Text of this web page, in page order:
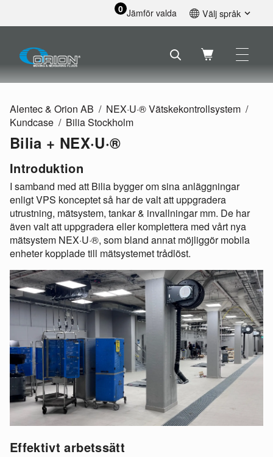
0 Jämför valda Välj språk
Svenska
Français
Nederlands
Deutsch
Alentec & Orion AB
NEX·U·® Vätskekontrollsystem
Kundcase
Bilia Stockholm
Bilia + NEX·U·®
Introduktion
I samband med att Bilia bygger om sina anläggningar
enligt VPS konceptet så har de valt att uppgradera
utrustning, mätsystem, tankar & invallningar mm. De har
även valt att uppgradera eller komplettera med vårt nya
mätsystem NEX·U·®, som bland annat möjliggör mobila
enheter kopplade till mätsystemet trådlöst.
Effektivt arbetssätt